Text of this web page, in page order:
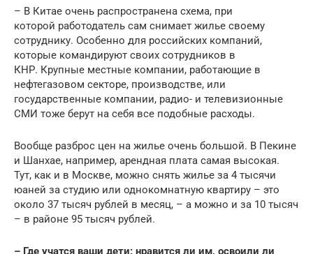
– В Китае очень распространена схема, при
которой работодатель сам снимает жилье своему
сотруднику. Особенно для российских компаний,
которые командируют своих сотрудников в
КНР. Крупные местные компании, работающие в
нефтегазовом секторе, производстве, или
государственные компании, радио- и телевизионные
СМИ тоже берут на себя все подобные расходы.
Вообще разброс цен на жилье очень большой. В Пекине
и Шанхае, например, арендная плата самая высокая.
Тут, как и в Москве, можно снять жилье за 4 тысячи
юаней за студию или однокомнатную квартиру – это
около 37 тысяч рублей в месяц, – а можно и за 10 тысяч
– в районе 95 тысяч рублей.
– Где учатся ваши дети: нравится ли им, освоили ли